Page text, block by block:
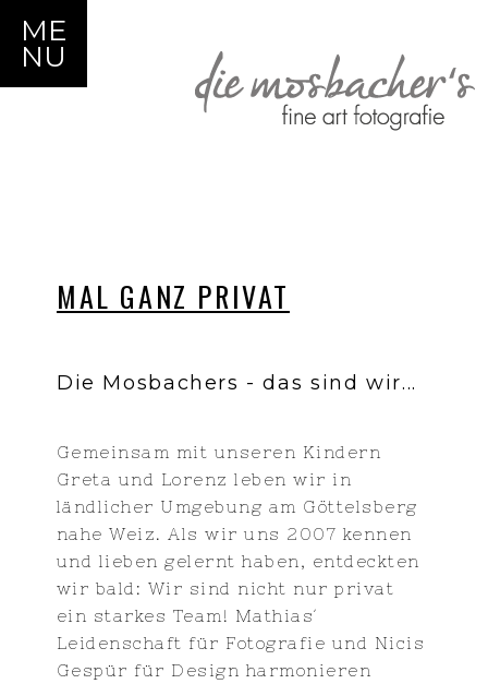
ME
NU
MAL GANZ PRIVAT
Die Mosbachers - das sind wir...
Gemeinsam mit unseren Kindern
Greta und Lorenz leben wir in
ländlicher Umgebung am Göttelsberg
nahe Weiz. Als wir uns 2007 kennen
und lieben gelernt haben, entdeckten
wir bald: Wir sind nicht nur privat
ein starkes Team! Mathias´
Leidenschaft für Fotografie und Nicis
Gespür für Design harmonieren